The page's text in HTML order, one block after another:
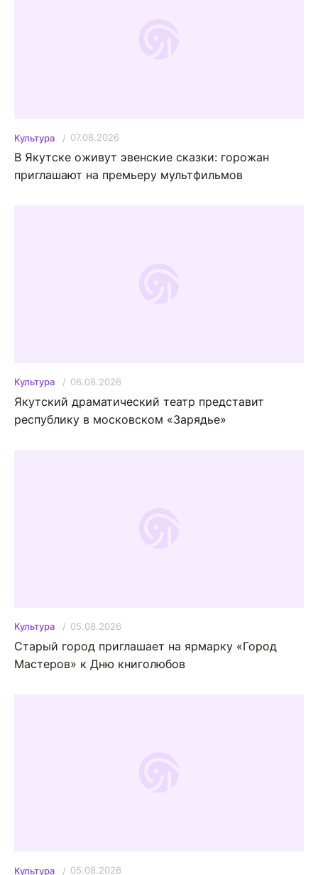
Культура 07.08.2026
В Якутске оживут эвенские сказки: горожан
приглашают на премьеру мультфильмов
Культура 06.08.2026
Якутский драматический театр представит
республику в московском «Зарядье»
Культура 05.08.2026
Старый город приглашает на ярмарку «Город
Мастеров» к Дню книголюбов
Культура 05.08.2026